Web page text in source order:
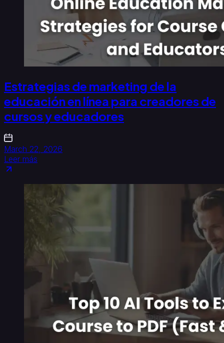
Estrategias de marketing de la
educación en línea para creadores de
cursos y educadores
March 22, 2026
Leer más